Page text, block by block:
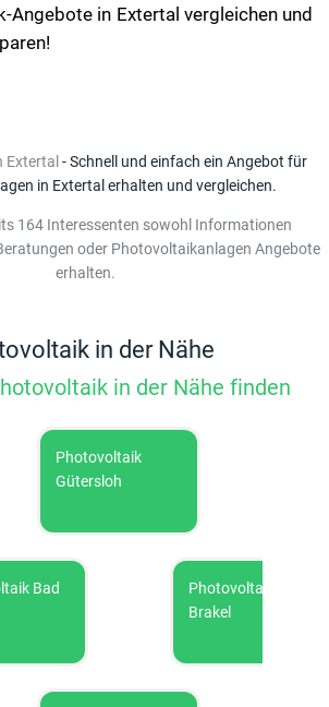
Angebote in Extertal vergleichen und
- Schnell und einfach ein Angebot für
in Extertal erhalten und vergleichen.
164 Interessenten sowohl Informationen
oder Photovoltaikanlagen Angebote
erhalten.
in der Nähe
in der Nähe finden
Photovoltaik
Gütersloh
Photovoltaik
Brakel
Bad